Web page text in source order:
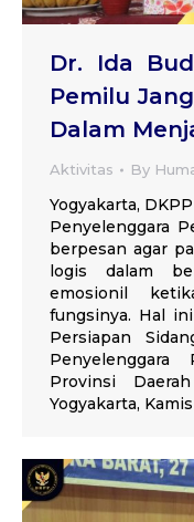
Dr. Ida
Pemilu
Dalam
Aktivitas By
Yogyakarta,
Penyelenggara
berpesan agar
logis dalam
emosionil
fungsinya. Hal
Persiapan
Provinsi
Yogyakarta,